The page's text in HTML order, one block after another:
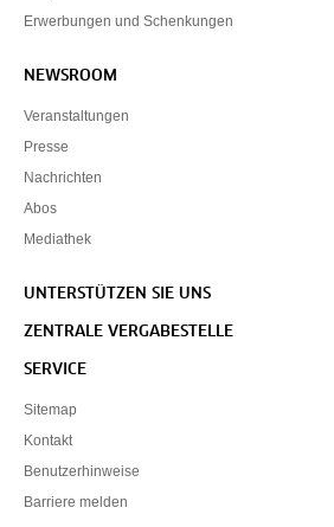
Erwerbungen und Schenkungen
NEWSROOM
Veranstaltungen
Presse
Nachrichten
Abos
Mediathek
UNTERSTÜTZEN SIE UNS
ZENTRALE VERGABESTELLE
SERVICE
Sitemap
Kontakt
Benutzerhinweise
Barriere melden